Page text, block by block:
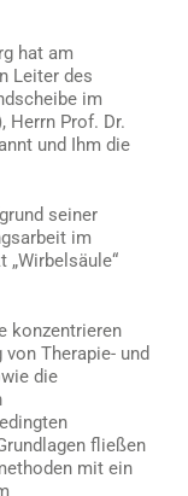
hat am
Leiter des
im
Herrn Prof. Dr.
und Ihm die
seiner
im
„Wirbelsäule“
konzentrieren
Therapie- und
die
fließen
mit ein